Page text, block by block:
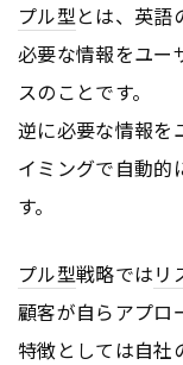
プル型とは、英語
必要な情報をユー
スのことです。
逆に必要な情報を
イミングで自動的
す。
プル型戦略ではリ
顧客が自らアプロ
特徴としては自社